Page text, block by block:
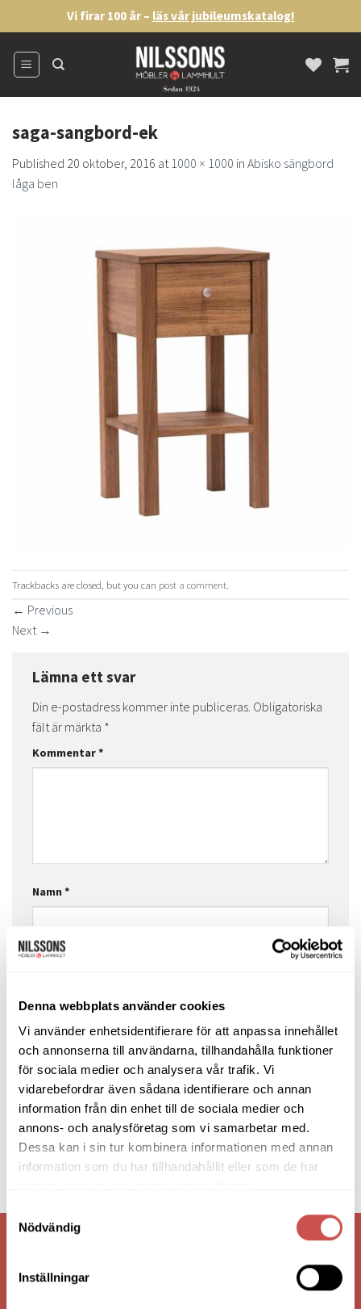
Denna webbplats använder cookies
Vi använder enhetsidentifierare för att anpassa innehållet
och annonserna till användarna, tillhandahålla funktioner
för sociala medier och analysera vår trafik. Vi
vidarebefordrar även sådana identifierare och annan
information från din enhet till de sociala medier och
annons- och analysföretag som vi samarbetar med.
Dessa kan i sin tur kombinera informationen med annan
information som du har tillhandahållit eller som de har
Samtyckesval
Nödvändig
Inställningar
to
content
Vi firar 100 år – läs vår jubileumskatalog!
saga-sangbord-ek
Published 20 oktober, 2016 at1000 × 1000 in Abisko sängbord
låga ben
Trackbacks are closed, but you can post a comment
← Previous
Next →
Lämna ett svar
Din e-postadress kommer inte publiceras. Obligatoriska
fält är märkta *
Kommentar*
Namn*
Webbplats